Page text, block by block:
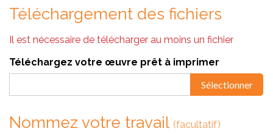
Téléchargement des fichiers
Il est nécessaire de télécharger au moins un fichier
Téléchargez votre œuvre prêt à imprimer
Sélectionner
Nommez votre travail (facultatif)